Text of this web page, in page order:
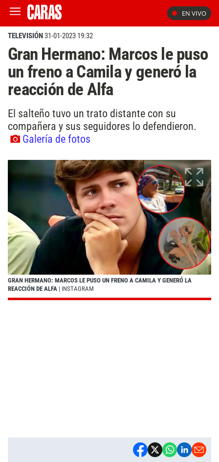
EN VIVO
TELEVISIÓN31-01-2023 19:32
Gran Hermano: Marcos le puso
un freno a Camila y generó la
reacción de Alfa
El salteño tuvo un trato distante con su
compañera y sus seguidores lo defendieron.
Galería de fotos
GRAN HERMANO: MARCOS LE PUSO UN FRENO A CAMILA Y GENERÓ LA
REACCIÓN DE ALFA | INSTAGRAM